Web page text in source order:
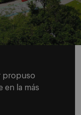
propuso
en la más